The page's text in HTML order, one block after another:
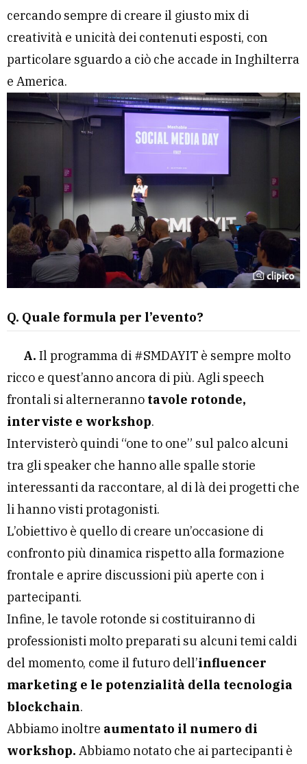
cercando sempre di creare il giusto mix di
creatività e unicità dei contenuti esposti, con
particolare sguardo a ciò che accade in Inghilterra
e America.
Q. Quale formula per l’evento?
A. Il programma di #SMDAYIT è sempre molto
ricco e quest’anno ancora di più. Agli speech
frontali si alterneranno tavole rotonde,
interviste e workshop.
Intervisterò quindi “one to one” sul palco alcuni
tra gli speaker che hanno alle spalle storie
interessanti da raccontare, al di là dei progetti che
li hanno visti protagonisti.
L’obiettivo è quello di creare un’occasione di
confronto più dinamica rispetto alla formazione
frontale e aprire discussioni più aperte con i
partecipanti.
Infine, le tavole rotonde si costituiranno di
professionisti molto preparati su alcuni temi caldi
del momento, come il futuro dell’influencer
marketing e le potenzialità della tecnologia
blockchain.
Abbiamo inoltre aumentato il numero di
workshop. Abbiamo notato che ai partecipanti è